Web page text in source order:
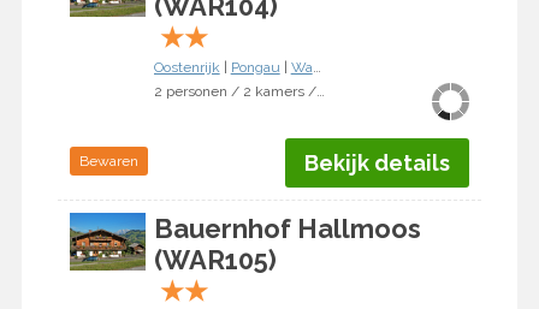
(WAR104)
★★
Oostenrijk Pongau
Wagrain
2 personen / 2 kamers / 1 slaapkamer
Bewaren Bekijk details
Bauernhof Hallmoos
(WAR105)
★★